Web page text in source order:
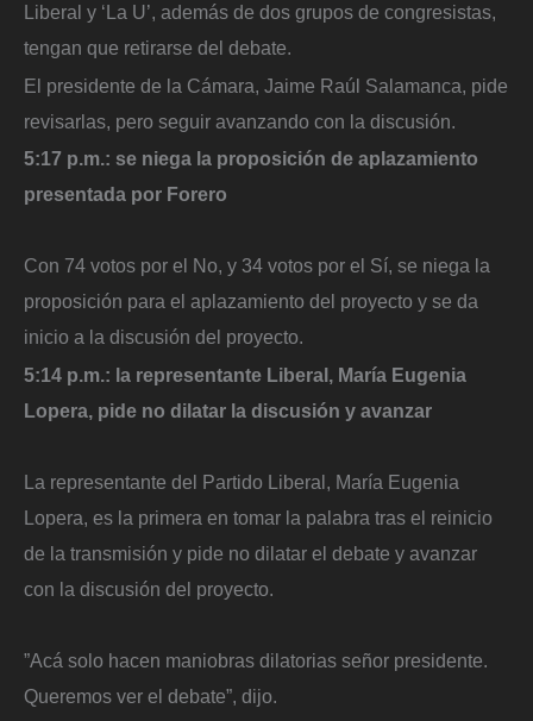
Liberal y ‘La U’, además de dos grupos de congresistas,
tengan que retirarse del debate.
El presidente de la Cámara, Jaime Raúl Salamanca, pide
revisarlas, pero seguir avanzando con la discusión.
5:17 p.m.: se niega la proposición de aplazamiento
presentada por Forero
Con 74 votos por el No, y 34 votos por el Sí, se niega la
proposición para el aplazamiento del proyecto y se da
inicio a la discusión del proyecto.
5:14 p.m.: la representante Liberal, María Eugenia
Lopera, pide no dilatar la discusión y avanzar
La representante del Partido Liberal, María Eugenia
Lopera, es la primera en tomar la palabra tras el reinicio
de la transmisión y pide no dilatar el debate y avanzar
con la discusión del proyecto.
​”Acá solo hacen maniobras dilatorias señor presidente.
Queremos ver el debate”, dijo.